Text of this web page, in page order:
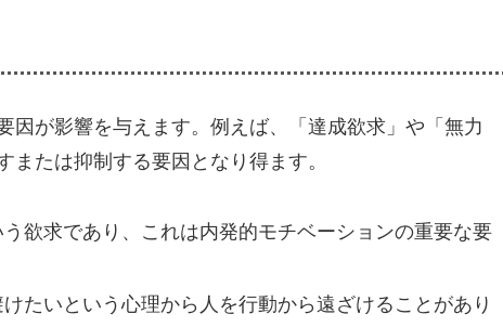
因が影響を与えます。例えば、「達成欲求」や「無力
たは抑制する要因となり得ます。
欲求であり、これは内発的モチベーションの重要な要
たいという心理から人を行動から遠ざけることがあり